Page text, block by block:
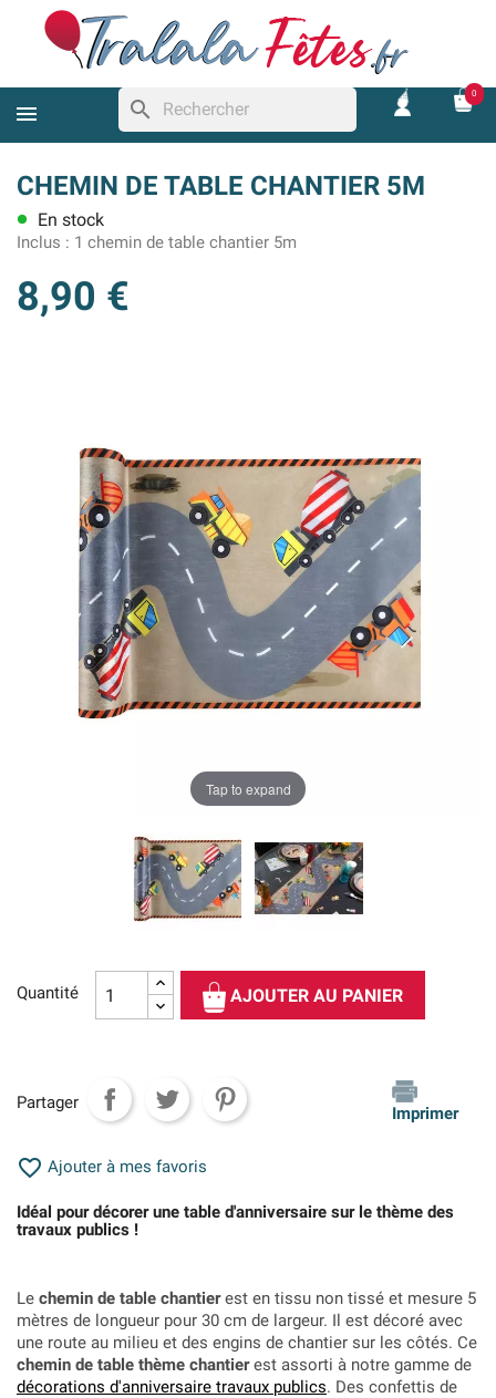
search
0
CHEMIN DE TABLE CHANTIER 5M
lens En stock
Inclus : 1 chemin de table chantier 5m
8,90 €
Tap to expand
Quantité AJOUTER AU PANIER
Partager
Imprimer
 Ajouter à mes favoris
Idéal pour décorer une table d'anniversaire sur le thème des
travaux publics !
Le chemin de table chantierest en tissu non tissé et mesure 5
mètres de longueur pour 30 cm de largeur. Il est décoré avec
une route au milieu et des engins de chantier sur les côtés. Ce
chemin de table thème chantierest assorti à notre gamme de
décorations d'anniversaire travaux publics. Des confettis de